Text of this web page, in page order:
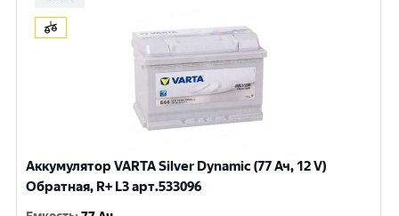
Аккумулятор VARTA Silver Dynamic (77 Ач, 12 V)
Обратная, R+ L3 арт.533096